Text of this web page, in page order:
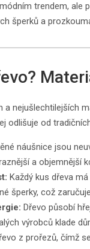
trendem, ale
šperků a
a nejušlechtilejších
odlišuje od
náušnice jsou
a objemnější
Každý kus dřeva
šperky, což
Dřevo působí
výrobců klade
z prořezů, čímž